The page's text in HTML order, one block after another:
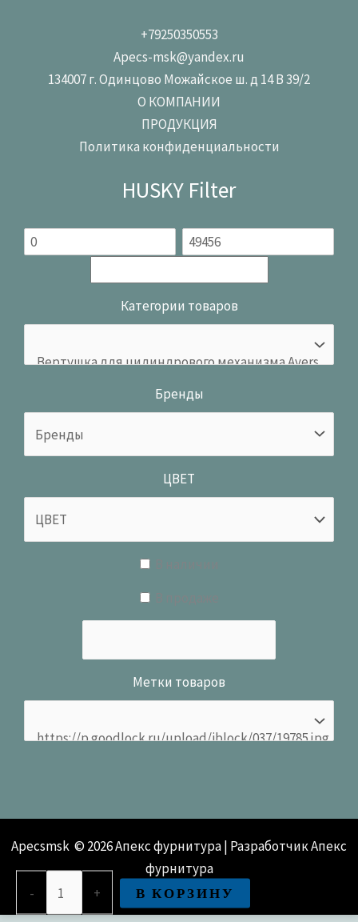
+79250350553
Apecs-msk@yandex.ru
134007 г. Одинцово Можайское ш. д 14 В 39/2
О КОМПАНИИ
ПРОДУКЦИЯ
Политика конфиденциальности
HUSKY Filter
Категории товаров
Бренды
ЦВЕТ
Метки товаров
Apecsmsk © 2026 Апекс фурнитура | Разработчик Апекс
фурнитура
-
+ В КОРЗИНУ